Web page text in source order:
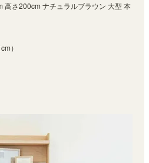
高さ200cm ナチュラルブラウン 大型 本
）